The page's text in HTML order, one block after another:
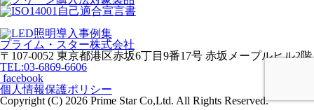
プライム・スター株式会社
〒107-0052 東京都港区赤坂6丁目9番17号 赤坂メープルヒル2階
TEL:03-6869-6606
facebook
個人情報保護ポリシー
Copyright (C) 2026 Prime Star Co,Ltd. All Rights Reserved.